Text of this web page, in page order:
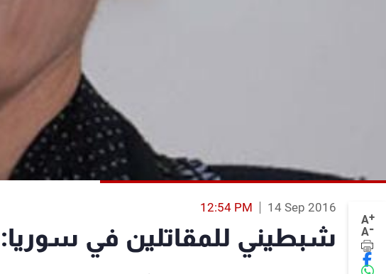
A+
A-
14 Sep 2016
12:54 PM
شبطيني للمقاتلين في سوريا: